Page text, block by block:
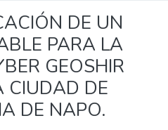
DE UN
PARA LA
GEOSHIR
CIUDAD DE
DE NAPO.